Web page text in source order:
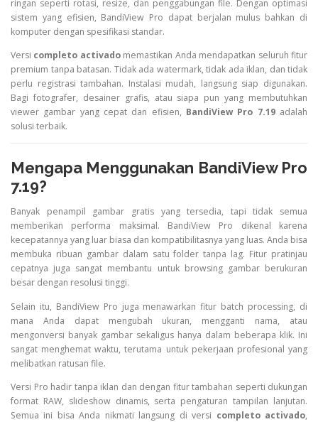
ringan seperti rotasi, resize, dan penggabungan file. Dengan optimasi
sistem yang efisien, BandiView Pro dapat berjalan mulus bahkan di
komputer dengan spesifikasi standar.
Versi completo activadomemastikan Anda mendapatkan seluruh fitur
premium tanpa batasan. Tidak ada watermark, tidak ada iklan, dan tidak
perlu registrasi tambahan. Instalasi mudah, langsung siap digunakan.
Bagi fotografer, desainer grafis, atau siapa pun yang membutuhkan
viewer gambar yang cepat dan efisien, BandiView Pro 7.19adalah
solusi terbaik.
Mengapa Menggunakan BandiView Pro
7.19?
Banyak penampil gambar gratis yang tersedia, tapi tidak semua
memberikan performa maksimal. BandiView Pro dikenal karena
kecepatannya yang luar biasa dan kompatibilitasnya yang luas. Anda bisa
membuka ribuan gambar dalam satu folder tanpa lag. Fitur pratinjau
cepatnya juga sangat membantu untuk browsing gambar berukuran
besar dengan resolusi tinggi.
Selain itu, BandiView Pro juga menawarkan fitur batch processing, di
mana Anda dapat mengubah ukuran, mengganti nama, atau
mengonversi banyak gambar sekaligus hanya dalam beberapa klik. Ini
sangat menghemat waktu, terutama untuk pekerjaan profesional yang
melibatkan ratusan file.
Versi Pro hadir tanpa iklan dan dengan fitur tambahan seperti dukungan
format RAW, slideshow dinamis, serta pengaturan tampilan lanjutan.
Semua ini bisa Anda nikmati langsung di versi completo activado,